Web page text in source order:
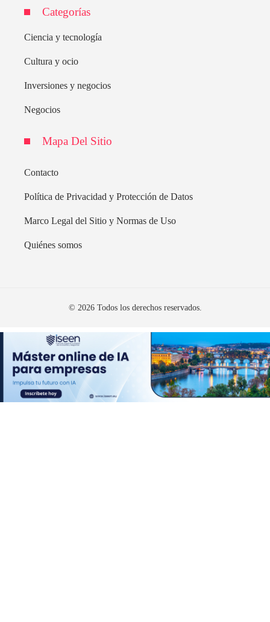
Categorías
Ciencia y tecnología
Cultura y ocio
Inversiones y negocios
Negocios
Mapa Del Sitio
Contacto
Política de Privacidad y Protección de Datos
Marco Legal del Sitio y Normas de Uso
Quiénes somos
© 2026 Todos los derechos reservados.